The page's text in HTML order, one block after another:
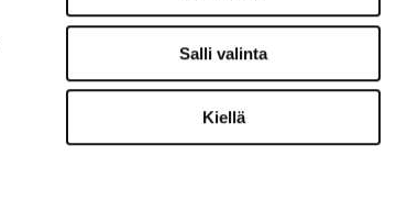
Salli valinta
Kiellä
Outlet